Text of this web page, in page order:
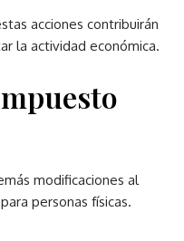
acciones contribuirán
la actividad económica.
modificaciones al
para personas físicas.